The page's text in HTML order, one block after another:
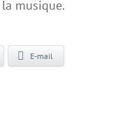
musique.
E-mail